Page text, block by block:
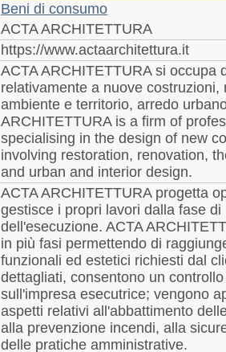
Beni di consumo
ACTA ARCHITETTURA
https://www.actaarchitettura.it
ACTA ARCHITETTURA si occupa
relativamente a nuove
ambiente e territorio, arredo
ARCHITETTURA is a firm of
specialising in the design of new
involving restoration, renovation,
and urban and interior design.
ACTA ARCHITETTURA progetta
gestisce i propri lavori dalla fase
dell'esecuzione. ACTA
in più fasi permettendo di
funzionali ed estetici richiesti dal
dettagliati, consentono un
sull'impresa esecutrice; vengono
aspetti relativi all'abbattimento
alla prevenzione incendi, alla
delle pratiche amministrative.